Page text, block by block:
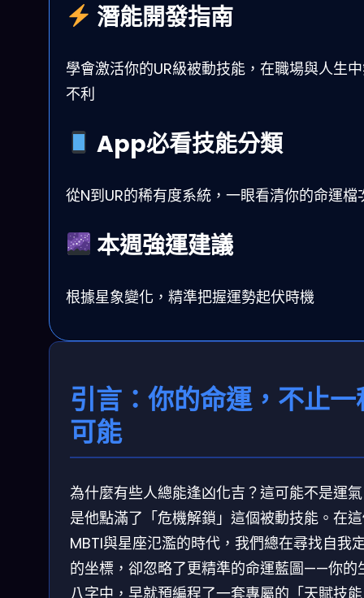
潛能開發指南
學會激活你的UR級被動技能，在職場與人生
不利
App必看技能分類
從N到UR的稀有度系統，一眼看清你的命運檔
本週強運建議
根據星象變化，精準把握運勢起伏時機
引言：你的命運，不止一
可能
為什麼有些人總能逢凶化吉？這可能不是運
是他點滿了「危機解鎖」這個被動技能。在
MBTI與星座氾濫的時代，我們總在尋找自我
的坐標，卻忽略了更精準的命運藍圖——你的
八字中，早就預編程了一套專屬的「天賦技能